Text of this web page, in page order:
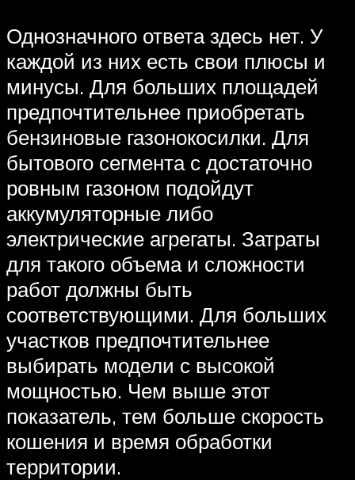
Однозначного ответа здесь нет. У
каждой из них есть свои плюсы и
минусы. Для больших площадей
предпочтительнее приобретать
бензиновые газонокосилки. Для
бытового сегмента с достаточно
ровным газоном подойдут
аккумуляторные либо
электрические агрегаты. Затраты
для такого объема и сложности
работ должны быть
соответствующими. Для больших
участков предпочтительнее
выбирать модели с высокой
мощностью. Чем выше этот
показатель, тем больше скорость
кошения и время обработки
территории.